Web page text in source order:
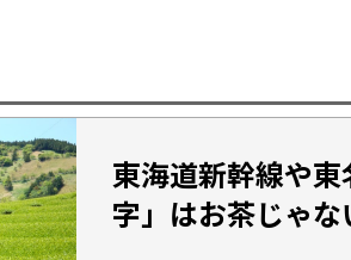
東海道新幹線や
字」はお茶じゃ